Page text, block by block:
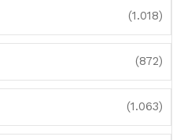
(1.018)
(872)
(1.063)